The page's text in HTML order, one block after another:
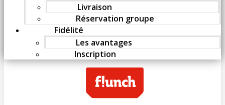
Livraison
Réservation groupe
Fidélité
Les avantages
Inscription